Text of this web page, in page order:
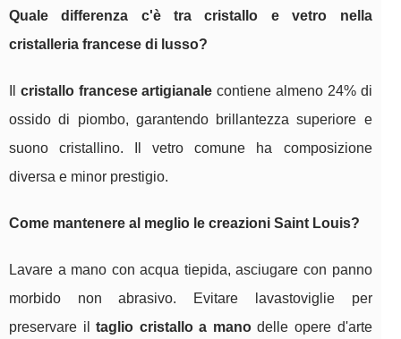
Quale differenza c'è tra cristallo e vetro nella
cristalleria francese di lusso?
cristallo francese artigianale contiene almeno 24% di
ossido di piombo, garantendo brillantezza superiore e
suono cristallino. Il vetro comune ha composizione
diversa e minor prestigio.
Come mantenere al meglio le creazioni Saint Louis?
Lavare a mano con acqua tiepida, asciugare con panno
morbido non abrasivo. Evitare lavastoviglie per
preservare iltaglio cristallo a manodelle opere d'arte